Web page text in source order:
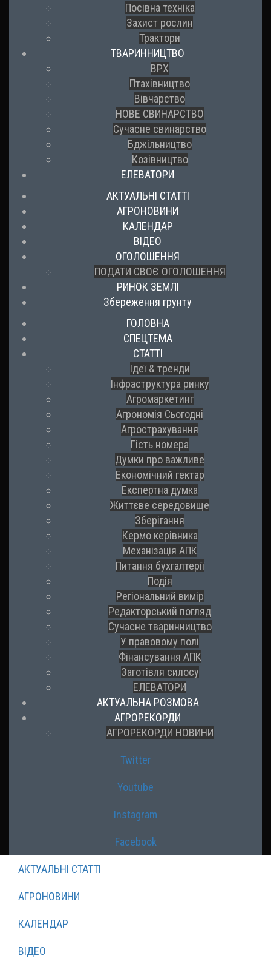
Посівна техніка
Захист рослин
Трактори
ТВАРИННИЦТВО
ВРХ
Птахівництво
Вівчарство
НОВЕ СВИНАРСТВО
Сучасне свинарство
Бджільництво
Козівництво
ЕЛЕВАТОРИ
АКТУАЛЬНІ СТАТТІ
АГРОНОВИНИ
КАЛЕНДАР
ВІДЕО
ОГОЛОШЕННЯ
ПОДАТИ СВОЄ ОГОЛОШЕННЯ
РИНОК ЗЕМЛІ
Збереження грунту
ГОЛОВНА
СПЕЦТЕМА
СТАТТІ
Ідеї & тренди
Інфраструктура ринку
Агромаркетинг
Агрономія Сьогодні
Агрострахування
Гість номера
Думки про важливе
Економічний гектар
Експертна думка
Життєве середовище
Зберігання
Кермо керівника
Механізація АПК
Питання бухгалтерії
Подія
Регіональний вимір
Редакторський погляд
Сучасне тваринництво
У правовому полі
Фінансування АПК
Заготівля силосу
ЕЛЕВАТОРИ
АКТУАЛЬНА РОЗМОВА
АГРОРЕКОРДИ
АГРОРЕКОРДИ НОВИНИ
Twitter
Youtube
Instagram
Facebook
АКТУАЛЬНІ СТАТТІ
АГРОНОВИНИ
КАЛЕНДАР
ВІДЕО